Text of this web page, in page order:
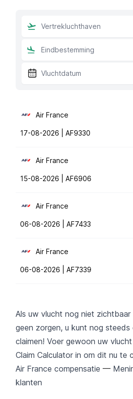
Air France
17-08-2026 | AF9330
Air France
15-08-2026 | AF6906
Air France
06-08-2026 | AF7433
Air France
06-08-2026 | AF7339
Als uw vlucht nog niet zichtbaar
geen zorgen, u kunt nog steeds
claimen! Voer gewoon uw
Claim Calculator in om dit nu te
Air France compensatie —
klanten